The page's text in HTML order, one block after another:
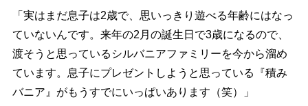
「実はまだ息子は2歳で、思いっきり遊べる年齢にはなっ
ていないんです。来年の2月の誕生日で3歳になるので、
渡そうと思っているシルバニアファミリーを今から溜め
ています。息子にプレゼントしようと思っている『積み
バニア』がもうすでにいっぱいあります（笑）」